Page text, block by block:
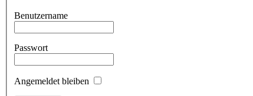
Benutzername
Passwort
Angemeldet bleiben